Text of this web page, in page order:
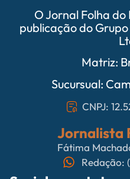
O Jornal Folha do
publicação do
Matriz:
Sucursual:
CNPJ:
Jornalista
Fátima
Redação: